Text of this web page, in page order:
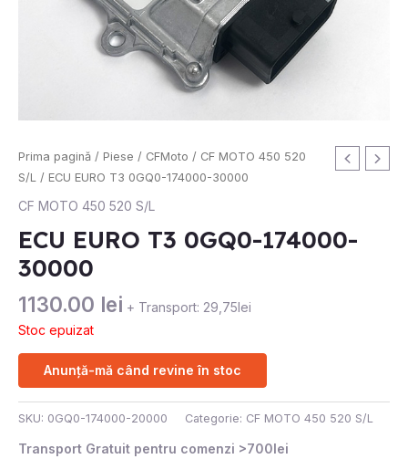
Prima pagină / Piese / CFMoto / CF MOTO 450 520
S/L / ECU EURO T3 0GQ0-174000-30000
CF MOTO 450 520 S/L
ECU EURO T3 0GQ0-174000-
30000
1130.00 lei + Transport: 29,75lei
Stoc epuizat
Anunță-mă când revine în stoc
SKU: 0GQ0-174000-20000 Categorie: CF MOTO 450 520 S/L
Transport Gratuit pentru comenzi >700lei